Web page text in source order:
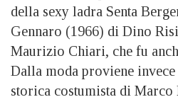
della sexy ladra Senta
Gennaro (1966) di Dino
Maurizio Chiari, che fu
Dalla moda proviene
storica costumista di Marco